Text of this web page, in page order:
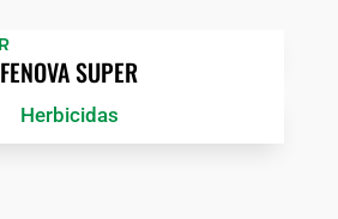
FENOVA SUPER
Herbicidas